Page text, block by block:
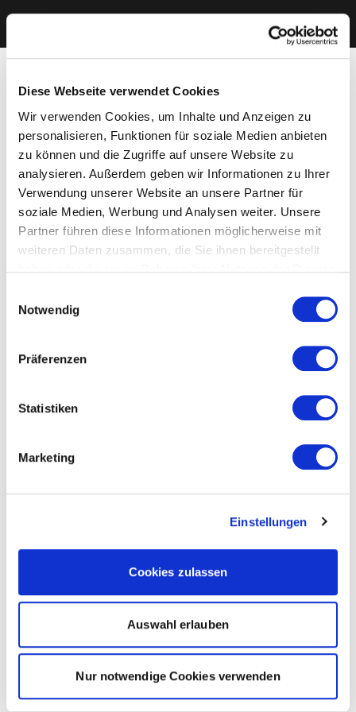
Diese Webseite verwendet Cookies
Wir verwenden Cookies, um Inhalte und Anzeigen zu
personalisieren, Funktionen für soziale Medien anbieten
zu können und die Zugriffe auf unsere Website zu
analysieren. Außerdem geben wir Informationen zu Ihrer
Verwendung unserer Website an unsere Partner für
soziale Medien, Werbung und Analysen weiter. Unsere
Partner führen diese Informationen möglicherweise mit
weiteren Daten zusammen, die Sie ihnen bereitgestellt
Cookies, wenn Sie unsere Webseite weiterhin nutzen.
Notwendig
Präferenzen
Statistiken
Marketing
Einstellungen
Cookies zulassen
Auswahl erlauben
Nur notwendige Cookies verwenden